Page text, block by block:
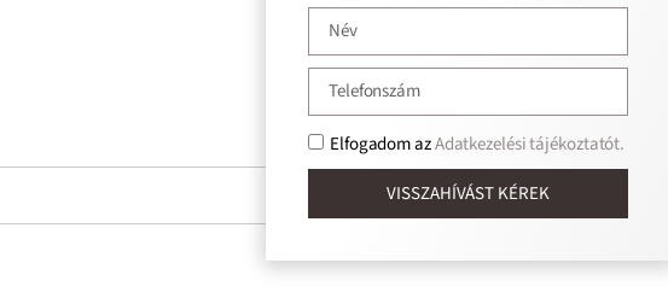
Elfogadom azAdatkezelési tájékoztatót.
VISSZAHÍVÁST KÉREK